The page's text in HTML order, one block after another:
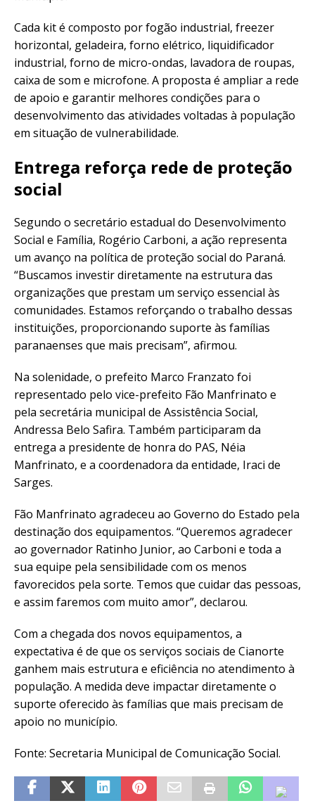
Cada kit é composto por fogão industrial, freezer
horizontal, geladeira, forno elétrico, liquidificador
industrial, forno de micro-ondas, lavadora de roupas,
caixa de som e microfone. A proposta é ampliar a rede
de apoio e garantir melhores condições para o
desenvolvimento das atividades voltadas à população
em situação de vulnerabilidade.
Entrega reforça rede de proteção
social
Segundo o secretário estadual do Desenvolvimento
Social e Família, Rogério Carboni, a ação representa
um avanço na política de proteção social do Paraná.
“Buscamos investir diretamente na estrutura das
organizações que prestam um serviço essencial às
comunidades. Estamos reforçando o trabalho dessas
instituições, proporcionando suporte às famílias
paranaenses que mais precisam”, afirmou.
Na solenidade, o prefeito Marco Franzato foi
representado pelo vice-prefeito Fão Manfrinato e
pela secretária municipal de Assistência Social,
Andressa Belo Safira. Também participaram da
entrega a presidente de honra do PAS, Néia
Manfrinato, e a coordenadora da entidade, Iraci de
Sarges.
Fão Manfrinato agradeceu ao Governo do Estado pela
destinação dos equipamentos. “Queremos agradecer
ao governador Ratinho Junior, ao Carboni e toda a
sua equipe pela sensibilidade com os menos
favorecidos pela sorte. Temos que cuidar das pessoas,
e assim faremos com muito amor”, declarou.
Com a chegada dos novos equipamentos, a
expectativa é de que os serviços sociais de Cianorte
ganhem mais estrutura e eficiência no atendimento à
população. A medida deve impactar diretamente o
suporte oferecido às famílias que mais precisam de
apoio no município.
Fonte: Secretaria Municipal de Comunicação Social.